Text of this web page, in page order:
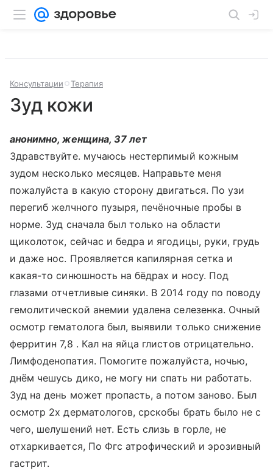
Консультации Терапия
Зуд кожи
анонимно, женщина, 37 лет
Здравствуйте. мучаюсь нестерпимый кожным
зудом несколько месяцев. Направьте меня
пожалуйста в какую сторону двигаться. По узи
перегиб желчного пузыря, печёночные пробы в
норме. Зуд сначала был только на области
щиколоток, сейчас и бедра и ягодицы, руки, грудь
и даже нос. Проявляется капилярная сетка и
какая-то синюшность на бёдрах и носу. Под
глазами отчетливые синяки. В 2014 году по поводу
гемолитической анемии удалена селезенка. Очный
осмотр гематолога был, выявили только снижение
ферритин 7,8 . Кал на яйца глистов отрицательно.
Лимфоденопатия. Помогите пожалуйста, ночью,
днём чешусь дико, не могу ни спать ни работать.
Зуд на день может пропасть, а потом заново. Был
осмотр 2х дерматологов, срскобы брать было не с
чего, шелушений нет. Есть слизь в горле, не
отхаркивается, По Фгс атрофический и эрозивный
гастрит.